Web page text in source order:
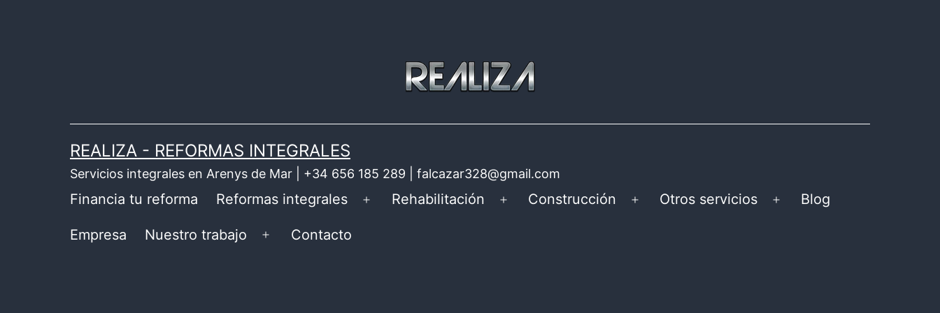
REALIZA - REFORMAS INTEGRALES
Servicios integrales en Arenys de Mar | +34 656 185 289 | falcazar328@gmail.com
Financia tu reforma Reformas integrales
Abrir
Rehabilitación
Abrir
Construcción
Abrir
Otros servicios
Abrir
Blog
Empresa Nuestro trabajo
Abrir
Contacto